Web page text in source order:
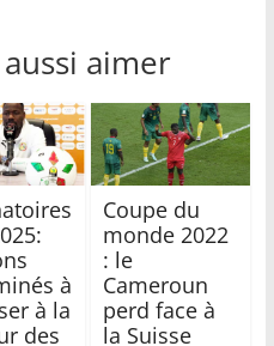
aimer
à
à la
des
Coupe du
monde 2022
: le
Cameroun
perd face à
la Suisse